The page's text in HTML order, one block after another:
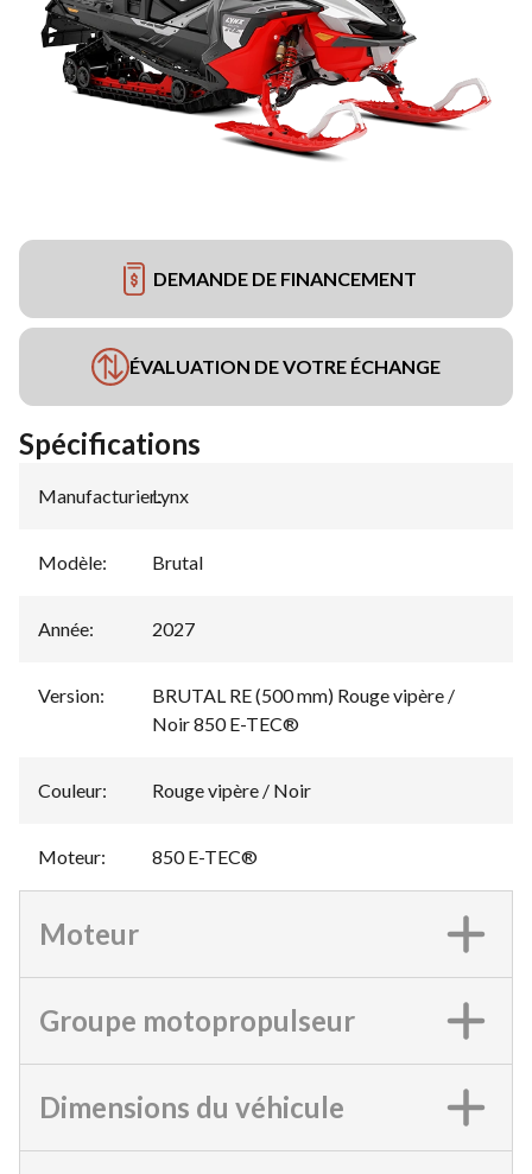
DEMANDE DE FINANCEMENT
ÉVALUATION DE VOTRE ÉCHANGE
Spécifications
Manufacturier:
Lynx
Modèle: Brutal
Année: 2027
Version:
BRUTAL RE (500 mm) Rouge vipère /
Noir 850 E-TEC®
Couleur: Rouge vipère / Noir
Moteur: 850 E-TEC®
Moteur
Groupe motopropulseur
Dimensions du véhicule